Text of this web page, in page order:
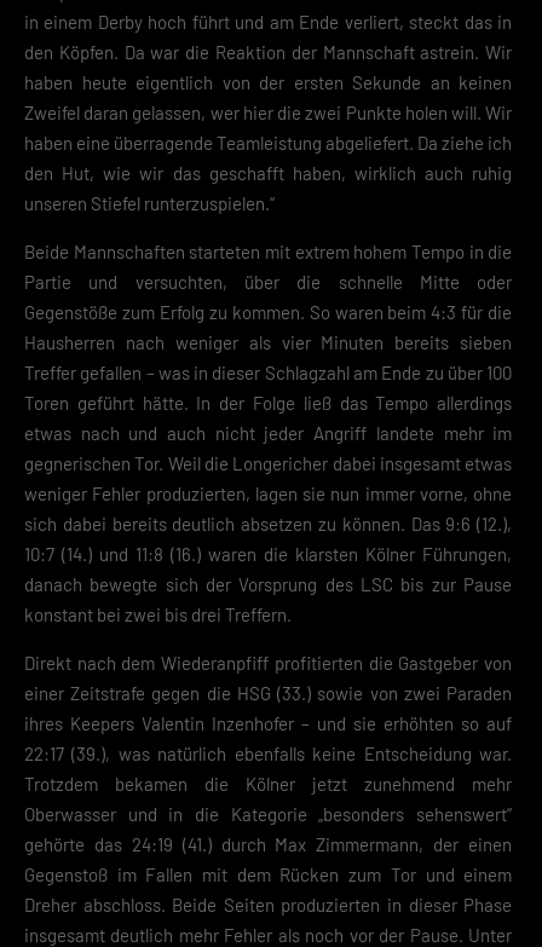
in einem Derby hoch führt und am Ende verliert, steckt das in
den Köpfen. Da war die Reaktion der Mannschaft astrein. Wir
haben heute eigentlich von der ersten Sekunde an keinen
Zweifel daran gelassen, wer hier die zwei Punkte holen will. Wir
haben eine überragende Teamleistung abgeliefert. Da ziehe ich
den Hut, wie wir das geschafft haben, wirklich auch ruhig
unseren Stiefel runterzuspielen.“
Beide Mannschaften starteten mit extrem hohem Tempo in die
Partie und versuchten, über die schnelle Mitte oder
Gegenstöße zum Erfolg zu kommen. So waren beim 4:3 für die
Hausherren nach weniger als vier Minuten bereits sieben
Treffer gefallen – was in dieser Schlagzahl am Ende zu über 100
Toren geführt hätte. In der Folge ließ das Tempo allerdings
etwas nach und auch nicht jeder Angriff landete mehr im
gegnerischen Tor. Weil die Longericher dabei insgesamt etwas
weniger Fehler produzierten, lagen sie nun immer vorne, ohne
sich dabei bereits deutlich absetzen zu können. Das 9:6 (12.),
10:7 (14.) und 11:8 (16.) waren die klarsten Kölner Führungen,
danach bewegte sich der Vorsprung des LSC bis zur Pause
konstant bei zwei bis drei Treffern.
Direkt nach dem Wiederanpfiff profitierten die Gastgeber von
einer Zeitstrafe gegen die HSG (33.) sowie von zwei Paraden
ihres Keepers Valentin Inzenhofer – und sie erhöhten so auf
22:17 (39.), was natürlich ebenfalls keine Entscheidung war.
Trotzdem bekamen die Kölner jetzt zunehmend mehr
Oberwasser und in die Kategorie „besonders sehenswert“
gehörte das 24:19 (41.) durch Max Zimmermann, der einen
Gegenstoß im Fallen mit dem Rücken zum Tor und einem
Dreher abschloss. Beide Seiten produzierten in dieser Phase
insgesamt deutlich mehr Fehler als noch vor der Pause. Unter